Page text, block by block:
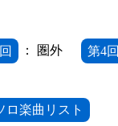
： 圏外 第4回
ロ楽曲リスト